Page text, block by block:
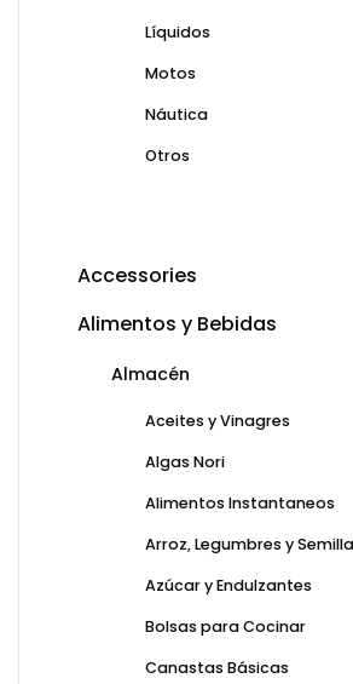
Líquidos
Motos
Náutica
Otros
Accessories
Alimentos y Bebidas
Almacén
Aceites y Vinagres
Algas Nori
Alimentos Instantaneos
Arroz, Legumbres y
Azúcar y Endulzantes
Bolsas para Cocinar
Canastas Básicas